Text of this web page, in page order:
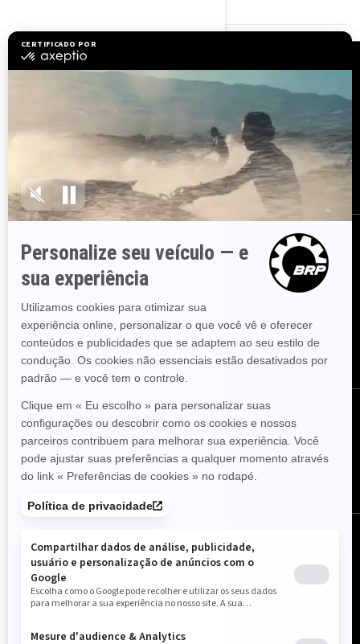
RECURSOS
Carreiras
Junte-se à rede de
revendedores da BRP
BRP Experiences
ASSINE
Inscreva-se em nossos e-mails.
Receba as últimas notícias, eventos
e ofertas.
ASSINE
SIGA-NOS